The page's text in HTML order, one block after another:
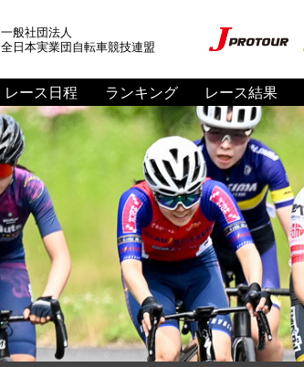
一般社団法人
全日本実業団自転車競技連盟
レース日程 ランキング レース結果